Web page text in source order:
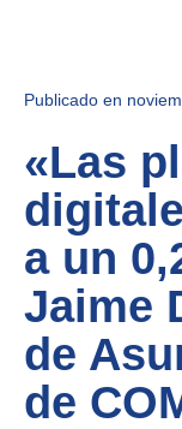
Publicado en
«Las
a un
Jaime
de
de